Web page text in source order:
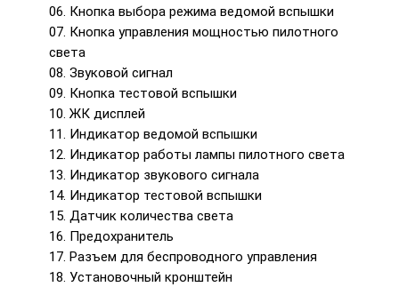
06. Кнопка выбора режима ведомой вспышки
07. Кнопка управления мощностью пилотного
света
08. Звуковой сигнал
09. Кнопка тестовой вспышки
10. ЖК дисплей
11. Индикатор ведомой вспышки
12. Индикатор работы лампы пилотного света
13. Индикатор звукового сигнала
14. Индикатор тестовой вспышки
15. Датчик количества света
16. Предохранитель
17. Разъем для беспроводного управления
18. Установочный кронштейн